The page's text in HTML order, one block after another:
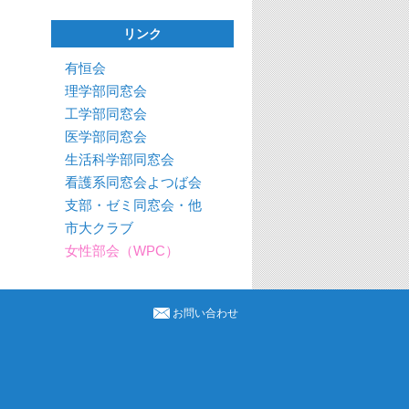
リンク
有恒会
理学部同窓会
工学部同窓会
医学部同窓会
生活科学部同窓会
看護系同窓会よつば会
支部・ゼミ同窓会・他
市大クラブ
女性部会（WPC）
お問い合わせ